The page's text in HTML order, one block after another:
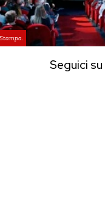
Seguici su